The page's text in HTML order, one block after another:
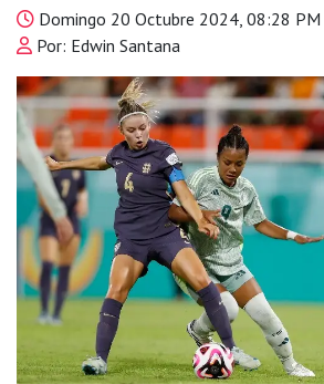
Domingo 20 Octubre 2024, 08:28 PM
Por: Edwin Santana